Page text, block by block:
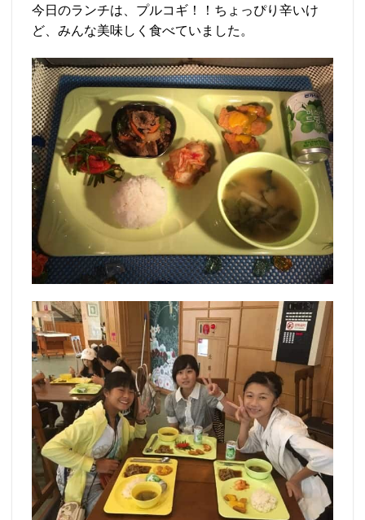
今日のランチは、プルコギ！！ちょっぴり辛いけ
ど、みんな美味しく食べていました。